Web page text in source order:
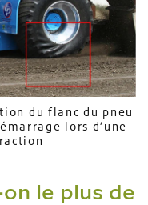
du flanc du pneu
lors d’une
le plus de